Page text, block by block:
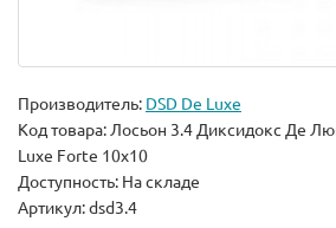
Производитель: DSD De Luxe
Код товара:Лосьон 3.4 Диксидокс Де
Luxe Forte 10x10
Доступность: На складе
Артикул: dsd3.4